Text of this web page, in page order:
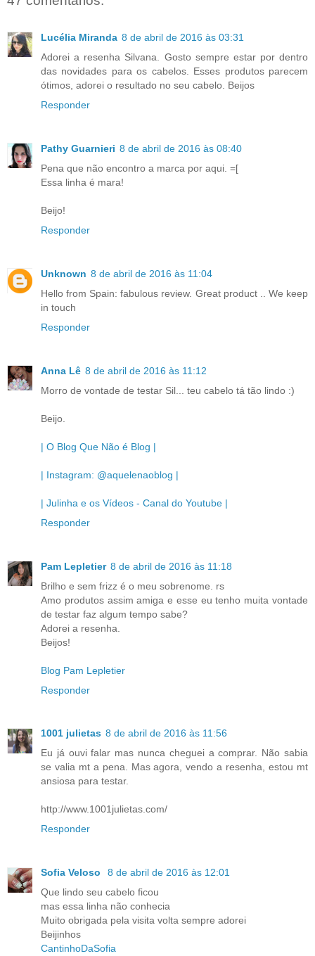
Lucélia Miranda 8 de abril de 2016 às 03:31
Adorei a resenha Silvana. Gosto sempre estar por dentro
das novidades para os cabelos. Esses produtos parecem
ótimos, adorei o resultado no seu cabelo. Beijos
Responder
Pathy Guarnieri 8 de abril de 2016 às 08:40
Pena que não encontro a marca por aqui. =[
Essa linha é mara!
Beijo!
Responder
Unknown 8 de abril de 2016 às 11:04
Hello from Spain: fabulous review. Great product .. We keep
in touch
Responder
Anna Lê 8 de abril de 2016 às 11:12
Morro de vontade de testar Sil... teu cabelo tá tão lindo :)
Beijo.
| O Blog Que Não é Blog |
| Instagram: @aquelenaoblog |
| Julinha e os Vídeos - Canal do Youtube |
Responder
Pam Lepletier 8 de abril de 2016 às 11:18
Brilho e sem frizz é o meu sobrenome. rs
Amo produtos assim amiga e esse eu tenho muita vontade
de testar faz algum tempo sabe?
Adorei a resenha.
Beijos!
Blog Pam Lepletier
Responder
1001 julietas 8 de abril de 2016 às 11:56
Eu já ouvi falar mas nunca cheguei a comprar. Não sabia
se valia mt a pena. Mas agora, vendo a resenha, estou mt
ansiosa para testar.
http://www.1001julietas.com/
Responder
Sofia Veloso
8 de abril de 2016 às 12:01
Que lindo seu cabelo ficou
mas essa linha não conhecia
Muito obrigada pela visita volta sempre adorei
Beijinhos
CantinhoDaSofia